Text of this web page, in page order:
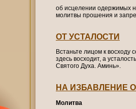
об исцелении одержимых
молитвы прошения и
ОТ УСТАЛОСТИ
Встаньте лицом к восходу
здесь восходит, а
Святого Духа. Аминь».
НА ИЗБАВЛЕНИЕ
Молитва